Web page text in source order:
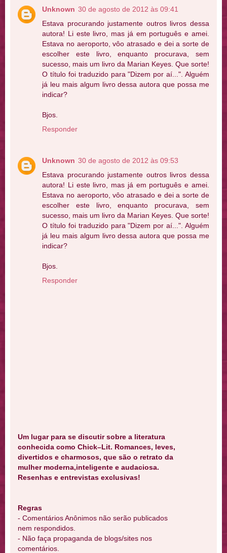
Unknown 30 de agosto de 2012 às 09:41
Estava procurando justamente outros livros dessa
autora! Li este livro, mas já em português e amei.
Estava no aeroporto, vôo atrasado e dei a sorte de
escolher este livro, enquanto procurava, sem
sucesso, mais um livro da Marian Keyes. Que sorte!
O título foi traduzido para "Dizem por aí...". Alguém
já leu mais algum livro dessa autora que possa me
indicar?
Bjos.
Responder
Unknown 30 de agosto de 2012 às 09:53
Estava procurando justamente outros livros dessa
autora! Li este livro, mas já em português e amei.
Estava no aeroporto, vôo atrasado e dei a sorte de
escolher este livro, enquanto procurava, sem
sucesso, mais um livro da Marian Keyes. Que sorte!
O título foi traduzido para "Dizem por aí...". Alguém
já leu mais algum livro dessa autora que possa me
indicar?
Bjos.
Responder
Um lugar para se discutir sobre a literatura
conhecida como Chick–Lit. Romances, leves,
divertidos e charmosos, que são o retrato da
mulher moderna,inteligente e audaciosa.
Resenhas e entrevistas exclusivas!
Regras
- Comentários Anônimos não serão publicados
nem respondidos.
- Não faça propaganda de blogs/sites nos
comentários.